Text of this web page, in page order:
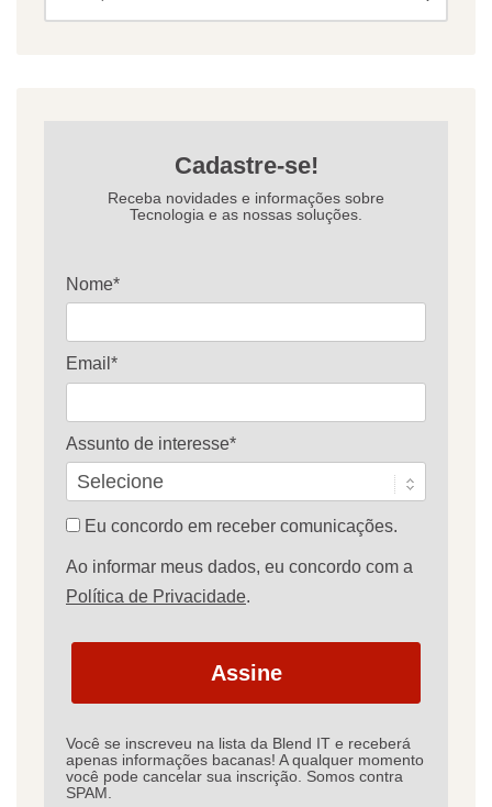
Cadastre-se!
Receba novidades e informações sobre
Tecnologia e as nossas soluções.
Nome*
Email*
Assunto de interesse*
Eu concordo em receber comunicações.
Ao informar meus dados, eu concordo com a
Política de Privacidade.
Assine
Você se inscreveu na lista da Blend IT e receberá
apenas informações bacanas! A qualquer momento
você pode cancelar sua inscrição. Somos contra
SPAM.